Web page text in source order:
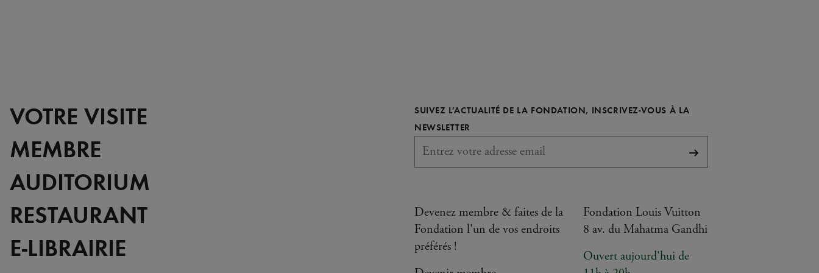
VOTRE VISITE
MEMBRE
AUDITORIUM
RESTAURANT
E-LIBRAIRIE
SUIVEZ L’ACTUALITÉ DE LA FONDATION, INSCRIVEZ-VOUS À LA
NEWSLETTER
S'abonner
Devenez membre & faites de la
Fondation l'un de vos endroits
préférés !
Fondation Louis Vuitton
8 av. du Mahatma Gandhi
Ouvert aujourd'hui de